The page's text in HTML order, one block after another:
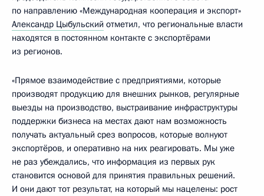
по направлению «Международная кооперация и экспорт»
Александр Цыбульский отметил, что региональные власти
находятся в постоянном контакте с экспортёрами
из регионов.
«Прямое взаимодействие с предприятиями, которые
производят продукцию для внешних рынков, регулярные
выезды на производство, выстраивание инфраструктуры
поддержки бизнеса на местах дают нам возможность
получать актуальный срез вопросов, которые волнуют
экспортёров, и оперативно на них реагировать. Мы уже
не раз убеждались, что информация из первых рук
становится основой для принятия правильных решений.
И они дают тот результат, на который мы нацелены: рост